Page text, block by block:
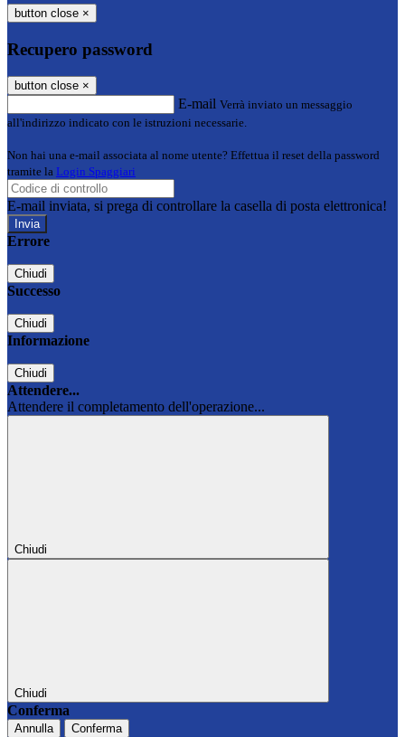
button close ×
Recupero password
button close ×
E-mail Verrà inviato un messaggio
all'indirizzo indicato con le istruzioni necessarie.
Non hai una e-mail associata al nome utente? Effettua il reset della password
tramite la Login Spaggiari
E-mail inviata, si prega di controllare la casella di posta elettronica!
Errore
Chiudi
Successo
Chiudi
Informazione
Chiudi
Attendere...
Attendere il completamento dell'operazione...
Chiudi
Chiudi
Conferma
Annulla Conferma